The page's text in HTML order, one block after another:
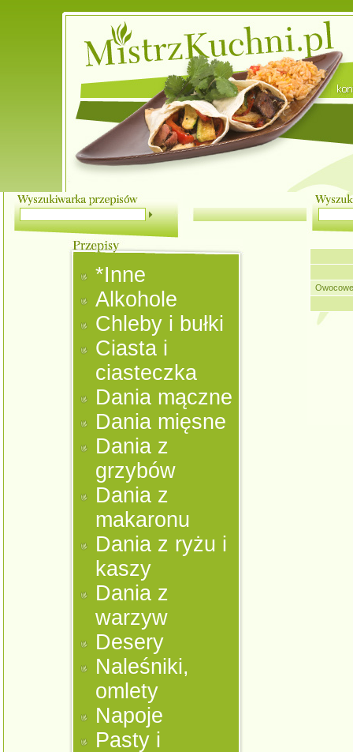
*Inne
Alkohole
Chleby i bułki
Ciasta i
ciasteczka
Dania mączne
Dania mięsne
Dania z
grzybów
Dania z
makaronu
Dania z ryżu i
kaszy
Dania z
warzyw
Desery
Naleśniki,
omlety
Napoje
Pasty i